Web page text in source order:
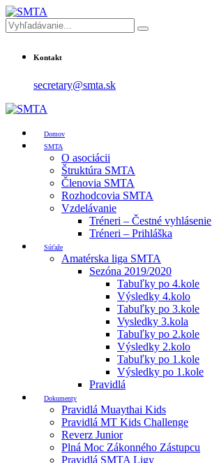
Kontakt
secretary@smta.sk
Domov
SMTA
O asociácii
Štruktúra SMTA
Členovia SMTA
Rozhodcovia SMTA
Vzdelávanie
Tréneri – Čestné vyhlásenie
Tréneri – Prihláška
Súťaže
Amatérska liga SMTA
Sezóna 2019/2020
Tabuľky po 4.kole
Výsledky 4.kolo
Tabuľky po 3.kole
Vysledky 3.kola
Tabuľky po 2.kole
Výsledky 2.kolo
Tabuľky po 1.kole
Výsledky po 1.kole
Pravidlá
Dokumenty
Pravidlá Muaythai Kids
Pravidlá MT Kids Challenge
Reverz Junior
Plná Moc Zákonného Zástupcu
Pravidlá SMTA Ligy